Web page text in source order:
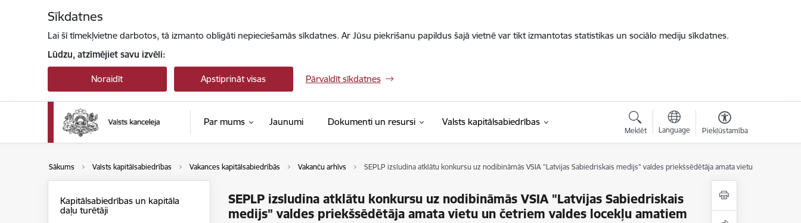
Sīkdatnes
Lai šī tīmekļvietne darbotos, tā izmanto obligāti nepieciešamās sīkdatnes. Ar Jūsu piekrišanu papildus šajā vietnē var tikt izmantotas statistikas un sociālo mediju sīkdatnes.
Lūdzu, atzīmējiet savu izvēli:
Noraidīt Apstiprināt visas Pārvaldīt sīkdatnes
Par mums Jaunumi Dokumenti un resursi Valsts kapitālsabiedrības
Meklēt Language Piekļūstamība
Sākums Valsts kapitālsabiedrības Vakances kapitālsabiedrībās Vakanču arhīvs SEPLP izsludina atklātu konkursu uz nodibināmās VSIA "Latvijas Sabiedriskais medijs" valdes priekšsēdētāja amata vietu un četriem
SEPLP izsludina atklātu konkursu uz nodibināmās VSIA "Latvijas Sabiedriskais
medijs" valdes priekšsēdētāja amata vietu un četriem valdes locekļu amatiem
Kapitālsabiedrības un kapitāla
daļu turētāji